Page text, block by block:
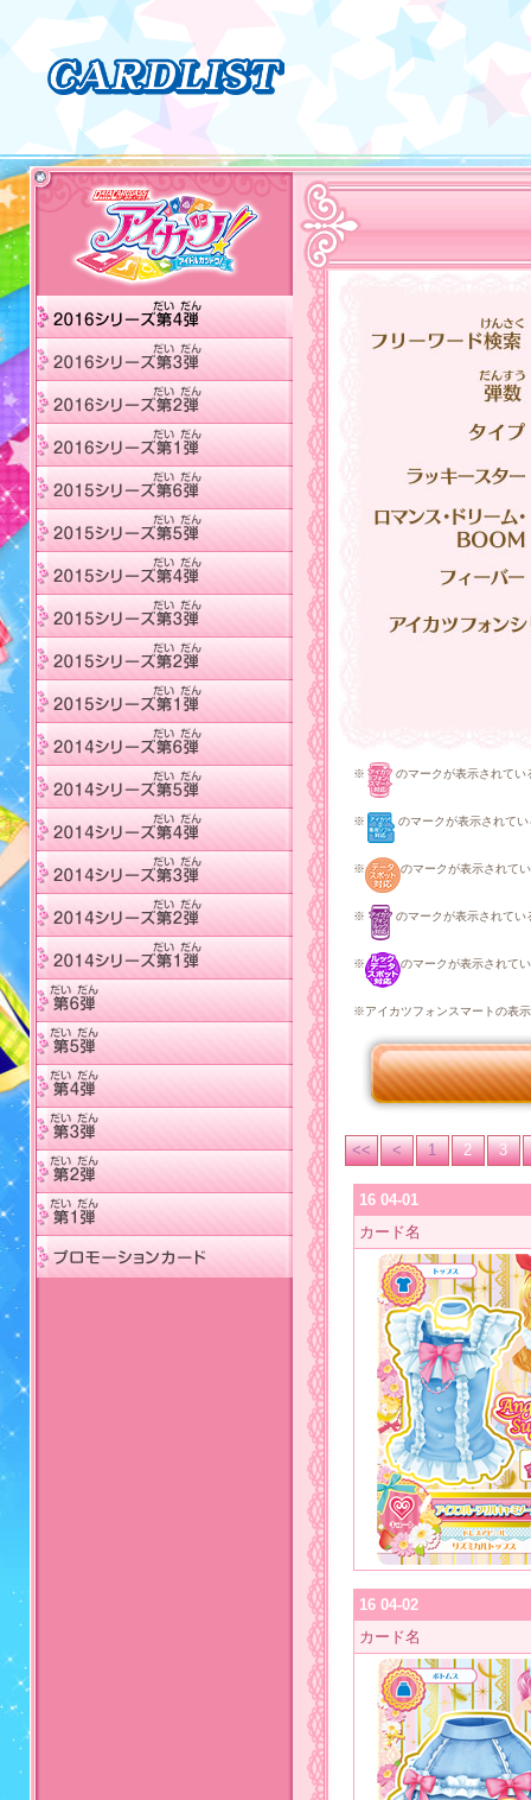
※ のマークが表示されてい
※ のマークが表示されて
※ のマークが表示されて
※ のマークが表示されてい
※ のマークが表示されて
※アイカツフォンスマートの表
<< < 1 2 3
16 04-01
カード名
16 04-02
カード名